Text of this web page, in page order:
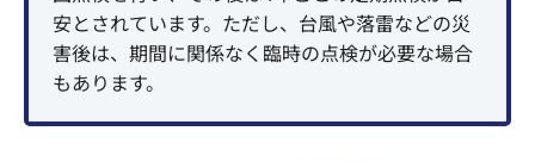
安とされています。ただし、台風や落雷などの災
害後は、期間に関係なく臨時の点検が必要な場合
もあります。